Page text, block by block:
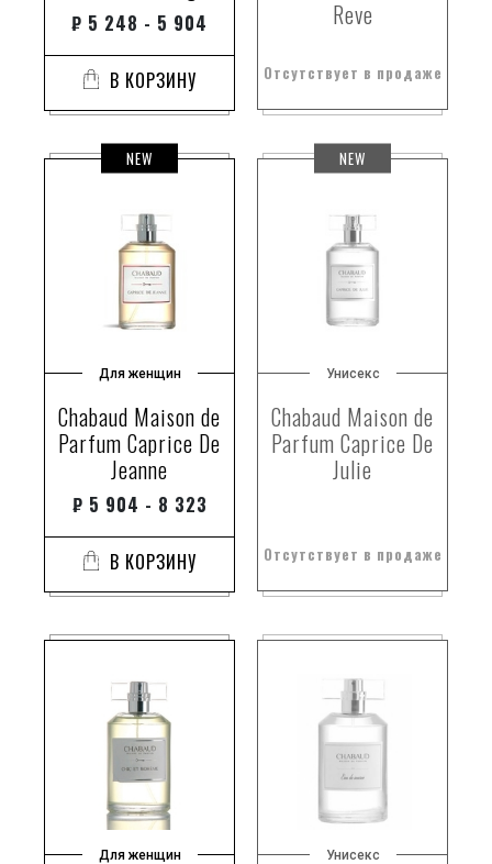
₽ 5 248 - 5 904
В КОРЗИНУ
Reve
Отсутствует в продаже
NEW
Для женщин
Chabaud Maison de
Parfum Caprice De
Jeanne
₽ 5 904 - 8 323
В КОРЗИНУ
NEW
Унисекс
Chabaud Maison de
Parfum Caprice De
Julie
Отсутствует в продаже
Для женщин Унисекс